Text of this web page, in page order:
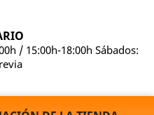
/ 15:00h-18:00h Sábados: